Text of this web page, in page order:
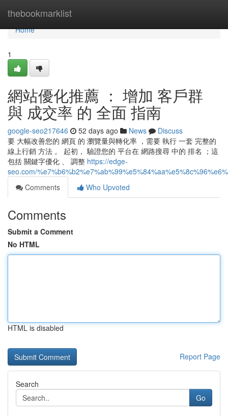
thebookmarklist
Home
Home
1
網站優化推薦 ： 增加 客戶群
與 成交率 的 全面 指南
google-seo217646 52 days ago News
Discuss
要 大幅改善您的 網頁 的 瀏覽量與轉化率 ，需要 執行 一套 完整的
線上行銷 方法 。 起初， 驗證您的 平台在 網路搜尋 中的 排名 ；這
包括 關鍵字優化 、 調整 https://edge-
seo.com/
Comments
Who Upvoted
Comments
Submit a Comment
No HTML
HTML is disabled
Report Page
Search
Go